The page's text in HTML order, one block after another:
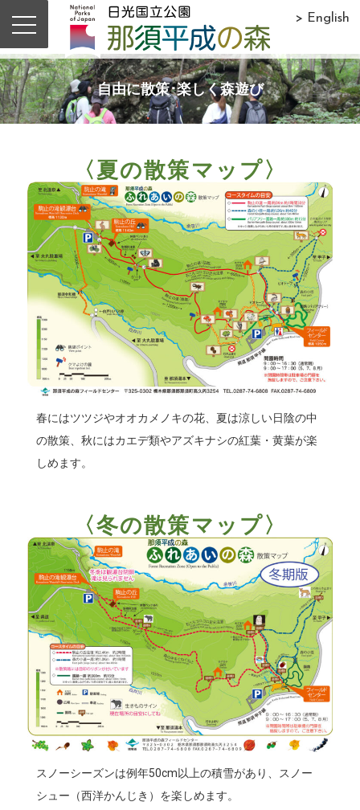
> English
自由に散策･楽しく森遊び
〈夏の散策マップ〉
春にはツツジやオオカメノキの花、夏は涼しい日陰の中
の散策、秋にはカエデ類やアズキナシの紅葉・黄葉が楽
しめます。
〈冬の散策マップ〉
スノーシーズンは例年50cm以上の積雪があり、スノー
シュー（西洋かんじき）を楽しめます。